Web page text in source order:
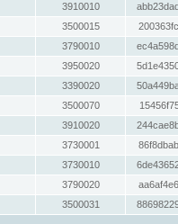
3910010
3500015
3790010
3950020
3390020
3500070
3910020
3730001
3730010
3790020
3500031